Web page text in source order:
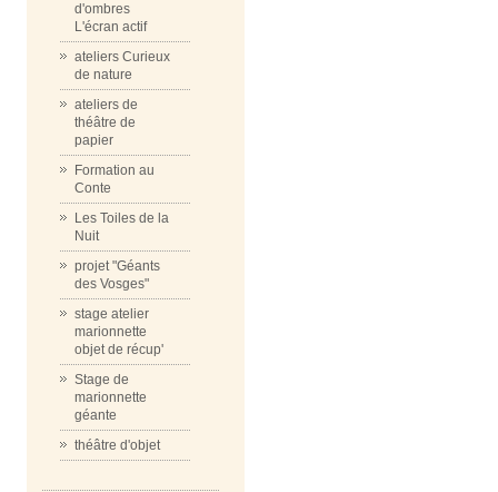
d'ombres
L'écran actif
ateliers Curieux
de nature
ateliers de
théâtre de
papier
Formation au
Conte
Les Toiles de la
Nuit
projet "Géants
des Vosges"
stage atelier
marionnette
objet de récup'
Stage de
marionnette
géante
théâtre d'objet